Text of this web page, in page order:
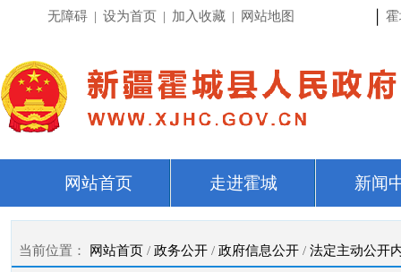
无障碍 | 设为首页 | 加入收藏 | 网站地图
网站首页 走进霍城 新闻
当前位置： 网站首页 / 政务公开 / 政府信息公开 / 法定主动公开